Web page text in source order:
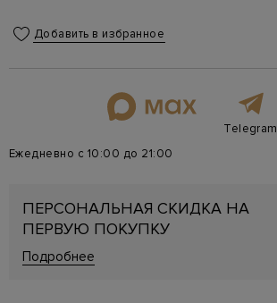
Добавить в избранное
Telegram
Ежедневно с 10:00 до 21:00
ПЕРСОНАЛЬНАЯ СКИДКА НА
ПЕРВУЮ ПОКУПКУ
Подробнее